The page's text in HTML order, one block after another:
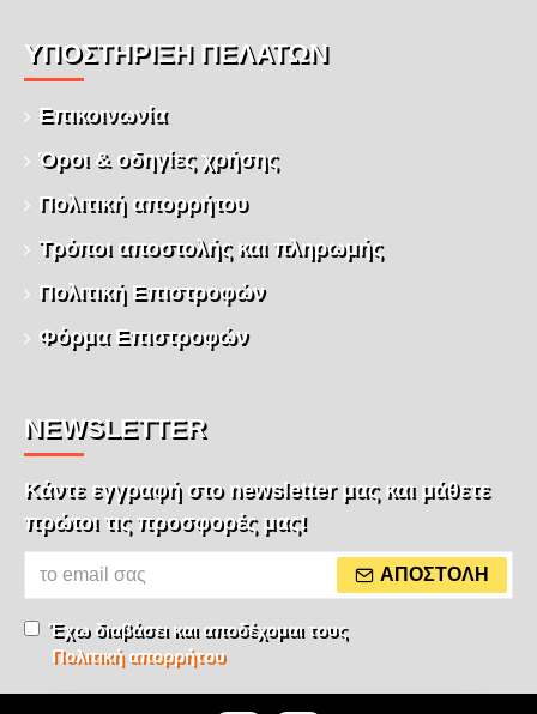
ΥΠΌΣΤΉΡΙΞΗ ΠΕΛΑΤΏΝ
Επικοινωνία
Όροι & οδηγίες χρήσης
Πολιτική απορρήτου
Τρόποι αποστολής και πληρωμής
Πολιτική Επιστροφών
Φόρμα Επιστροφών
NEWSLETTER
Κάντε εγγραφή στο newsletter μας και μάθετε
πρώτοι τις προσφορές μας!
ΑΠΟΣΤΟΛΉ
Έχω διαβάσει και αποδέχομαι τους
Πολιτική απορρήτου